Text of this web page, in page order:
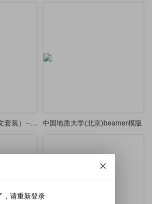
翠微 Beamer（中英文套装）---A Green Mountains Beamer Theme 中国地质大学(北京)beamer模版
，请重新登录